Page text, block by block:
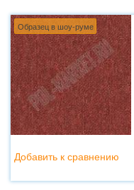
Образец в шоу-руме
Добавить к сравнению